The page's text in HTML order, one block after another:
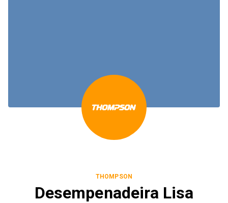
THOMPSON
Desempenadeira Lisa